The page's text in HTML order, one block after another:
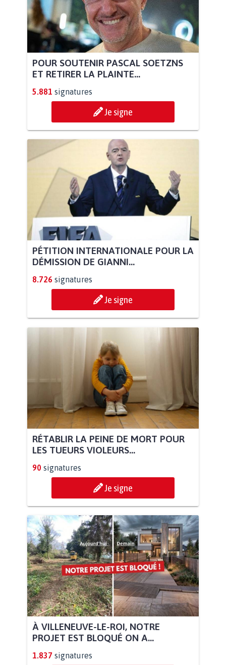
POUR SOUTENIR PASCAL SOETZNS
ET RETIRER LA PLAINTE...
5.881 signatures
Je signe
PÉTITION INTERNATIONALE POUR LA
DÉMISSION DE GIANNI...
8.726 signatures
Je signe
RÉTABLIR LA PEINE DE MORT POUR
LES TUEURS VIOLEURS...
90 signatures
Je signe
À VILLENEUVE-LE-ROI, NOTRE
PROJET EST BLOQUÉ ON A...
1.837 signatures